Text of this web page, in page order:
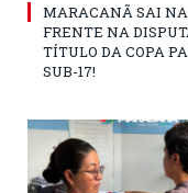
MARACANÃ SAI NA
FRENTE NA
TÍTULO DA COPA
SUB-17!